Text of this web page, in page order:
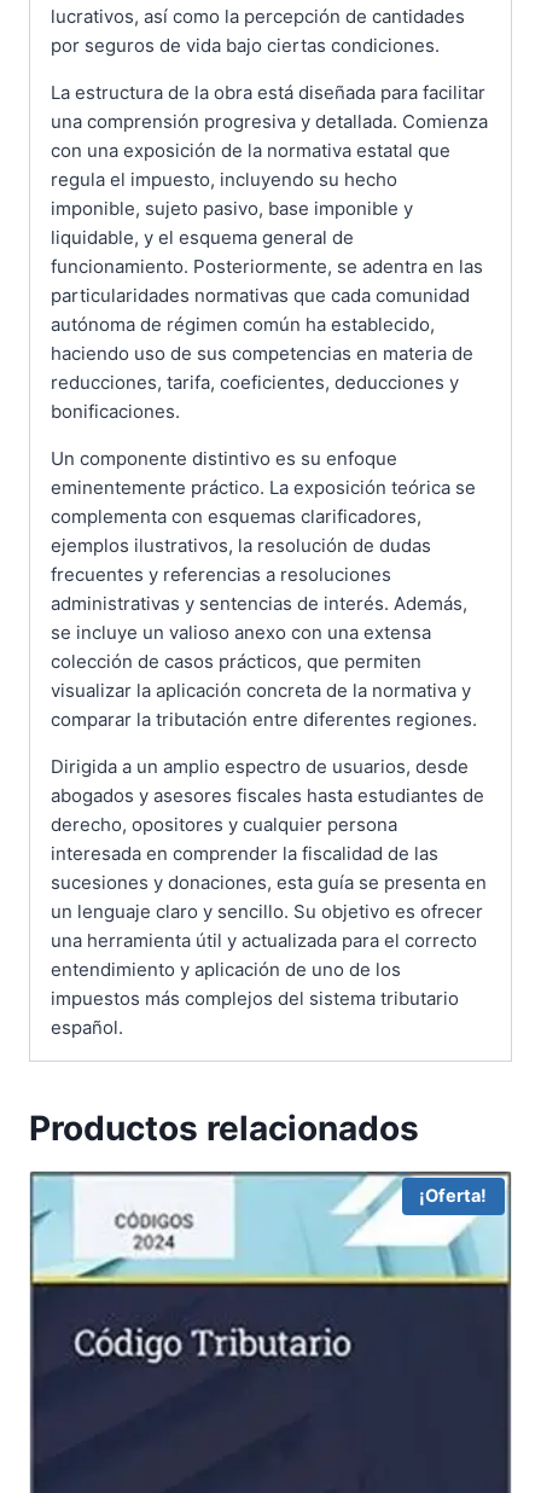
lucrativos, así como la percepción de cantidades
por seguros de vida bajo ciertas condiciones.
La estructura de la obra está diseñada para facilitar
una comprensión progresiva y detallada. Comienza
con una exposición de la normativa estatal que
regula el impuesto, incluyendo su hecho
imponible, sujeto pasivo, base imponible y
liquidable, y el esquema general de
funcionamiento. Posteriormente, se adentra en las
particularidades normativas que cada comunidad
autónoma de régimen común ha establecido,
haciendo uso de sus competencias en materia de
reducciones, tarifa, coeficientes, deducciones y
bonificaciones.
Un componente distintivo es su enfoque
eminentemente práctico. La exposición teórica se
complementa con esquemas clarificadores,
ejemplos ilustrativos, la resolución de dudas
frecuentes y referencias a resoluciones
administrativas y sentencias de interés. Además,
se incluye un valioso anexo con una extensa
colección de casos prácticos, que permiten
visualizar la aplicación concreta de la normativa y
comparar la tributación entre diferentes regiones.
Dirigida a un amplio espectro de usuarios, desde
abogados y asesores fiscales hasta estudiantes de
derecho, opositores y cualquier persona
interesada en comprender la fiscalidad de las
sucesiones y donaciones, esta guía se presenta en
un lenguaje claro y sencillo. Su objetivo es ofrecer
una herramienta útil y actualizada para el correcto
entendimiento y aplicación de uno de los
impuestos más complejos del sistema tributario
español.
Productos relacionados
¡Oferta!